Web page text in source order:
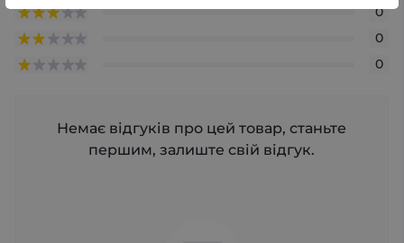
0
0
0
Немає відгуків про цей товар, станьте
першим, залиште свій відгук.